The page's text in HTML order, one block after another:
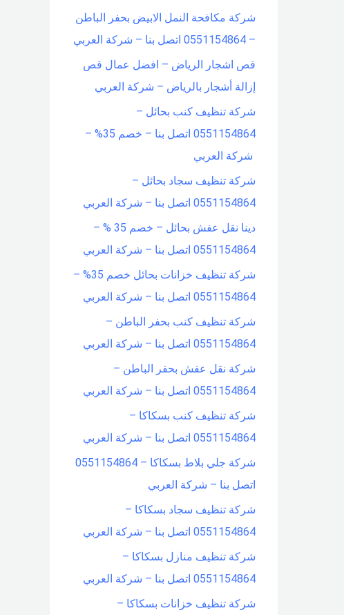
شركة مكافحة النمل الابيض بحفر الباطن
– 0551154864 اتصل بنا – شركة العربي
قص اشجار الرياض – افضل عمال قص
إزالة أشجار بالرياض – شركة العربي
شركة تنظيف كنب بحائل –
0551154864 اتصل بنا – خصم 35% –
شركة العربي
شركة تنظيف سجاد بحائل –
0551154864 اتصل بنا – شركة العربي
دينا نقل عفش بحائل – خصم 35 % –
0551154864 اتصل بنا – شركة العربي
شركة تنظيف خزانات بحائل خصم 35% –
0551154864 اتصل بنا – شركة العربي
شركة تنظيف كنب بحفر الباطن –
0551154864 اتصل بنا – شركة العربي
شركة نقل عفش بحفر الباطن –
0551154864 اتصل بنا – شركة العربي
شركة تنظيف كنب بسكاكا –
0551154864 اتصل بنا – شركة العربي
شركة جلي بلاط بسكاكا – 0551154864
اتصل بنا – شركة العربي
شركة تنظيف سجاد بسكاكا –
0551154864 اتصل بنا – شركة العربي
شركة تنظيف منازل بسكاكا –
0551154864 اتصل بنا – شركة العربي
شركة تنظيف خزانات بسكاكا –